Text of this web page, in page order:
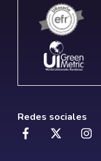
Redes sociales